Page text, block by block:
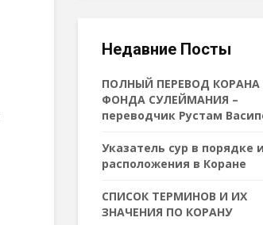
Недавние Посты
ПОЛНЫЙ ПЕРЕВОД КОРАНА
ФОНДА СУЛЕЙМАНИЯ –
переводчик Рустам
Указатель сур в порядке
расположения в Коране
СПИСОК ТЕРМИНОВ И ИХ
ЗНАЧЕНИЯ ПО КОРАНУ